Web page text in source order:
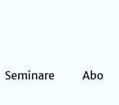
Seminare Abo